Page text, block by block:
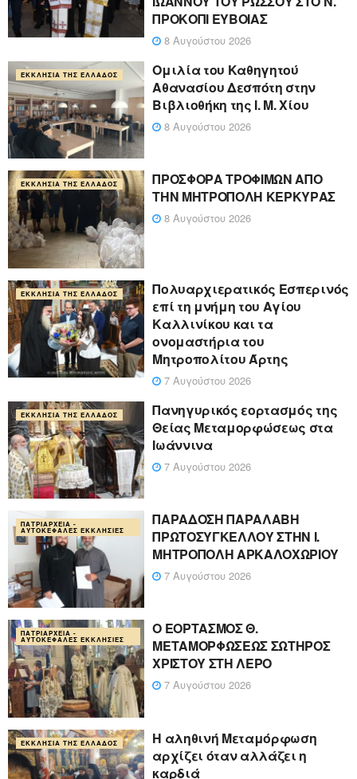
ΠΡΟΚΟΠΙ ΕΥΒΟΙΑΣ
8 Αυγούστου 2026
ΕΚΚΛΗΣΊΑ ΤΗΣ ΕΛΛΆΔΟΣ
Ομιλία του Καθηγητού
Αθανασίου Δεσπότη στην
Βιβλιοθήκη της Ι. Μ. Χίου
8 Αυγούστου 2026
ΕΚΚΛΗΣΊΑ ΤΗΣ ΕΛΛΆΔΟΣ
ΠΡΟΣΦΟΡΑ ΤΡΟΦΙΜΩΝ ΑΠΟ
ΤΗΝ ΜΗΤΡΟΠΟΛΗ ΚΕΡΚΥΡΑΣ
8 Αυγούστου 2026
ΕΚΚΛΗΣΊΑ ΤΗΣ ΕΛΛΆΔΟΣ
Πολυαρχιερατικός Εσπερινός
επί τη μνήμη του Αγίου
Καλλινίκου και τα
ονομαστήρια του
Μητροπολίτου Άρτης
7 Αυγούστου 2026
ΕΚΚΛΗΣΊΑ ΤΗΣ ΕΛΛΆΔΟΣ
Πανηγυρικός εορτασμός της
Θείας Μεταμορφώσεως στα
Ιωάννινα
7 Αυγούστου 2026
ΠΑΤΡΙΑΡΧΕΊΑ -
ΑΥΤΟΚΈΦΑΛΕΣ ΕΚΚΛΗΣΊΕΣ
ΠΑΡΑΔΟΣΗ ΠΑΡΑΛΑΒΗ
ΠΡΩΤΟΣΥΓΚΕΛΛΟΥ ΣΤΗΝ Ι.
ΜΗΤΡΟΠΟΛΗ ΑΡΚΑΛΟΧΩΡΙΟΥ
7 Αυγούστου 2026
ΠΑΤΡΙΑΡΧΕΊΑ -
ΑΥΤΟΚΈΦΑΛΕΣ ΕΚΚΛΗΣΊΕΣ
Ο ΕΟΡΤΑΣΜΟΣ Θ.
ΜΕΤΑΜΟΡΦΩΣΕΩΣ ΣΩΤΗΡΟΣ
ΧΡΙΣΤΟΥ ΣΤΗ ΛΕΡΟ
7 Αυγούστου 2026
ΕΚΚΛΗΣΊΑ ΤΗΣ ΕΛΛΆΔΟΣ
Η αληθινή Μεταμόρφωση
αρχίζει όταν αλλάζει η
καρδιά